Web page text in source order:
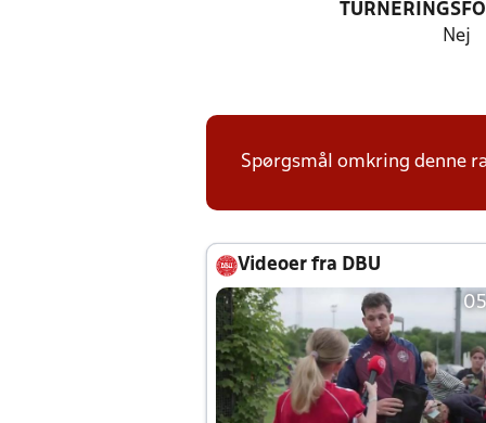
Nej
Spørgsmål omkring denne
Videoer fra DBU